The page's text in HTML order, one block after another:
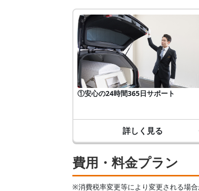
費用・料金プラン
※消費税率変更等により変更される場合
①安心の24時間365日サポート
詳しく見る